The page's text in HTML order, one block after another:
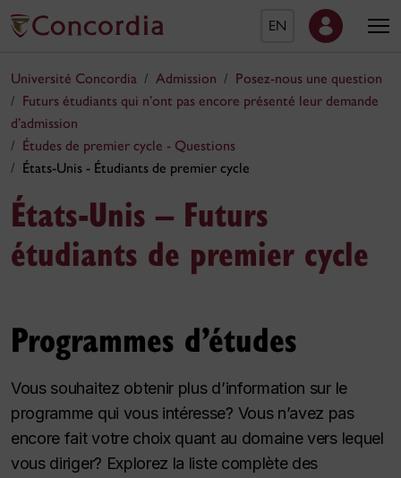
EN
Université Concordia Admission
Posez-nous une question
Futurs étudiants qui n’ont pas encore présenté leur demande
d’admission
Études de premier cycle - Questions
États-Unis - Étudiants de premier cycle
États-Unis – Futurs
étudiants de premier cycle
Programmes d’études
Vous souhaitez obtenir plus d’information sur le
programme qui vous intéresse? Vous n’avez pas
encore fait votre choix quant au domaine vers lequel
vous diriger? Explorez la liste complète des